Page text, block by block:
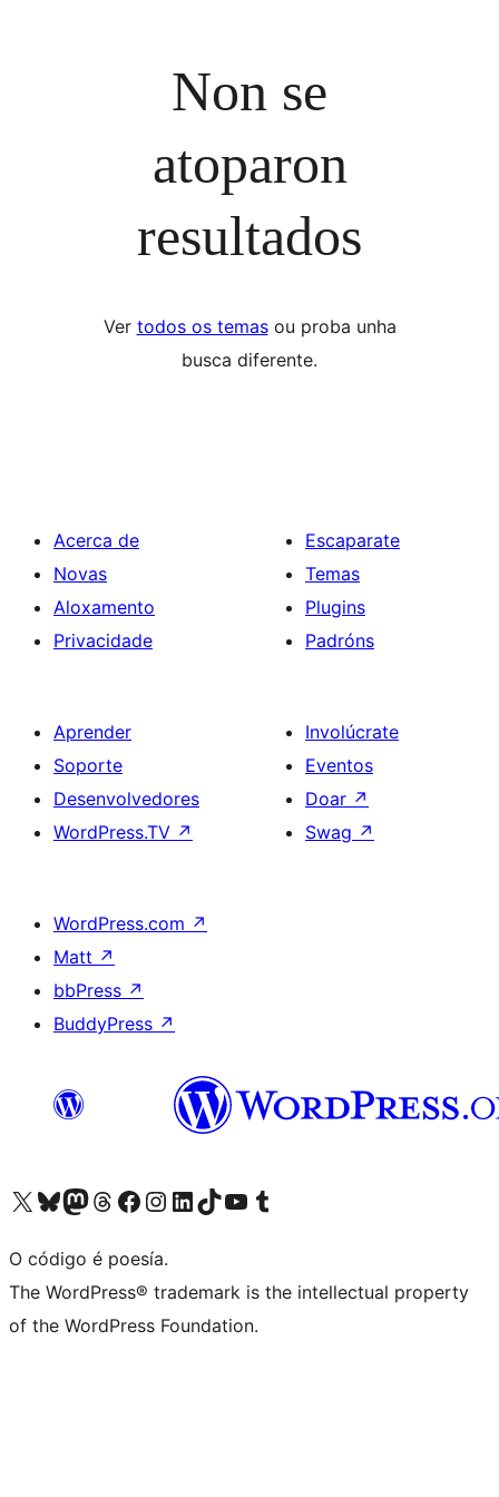
Non se
atoparon
resultados
Ver todos os temasou proba unha
busca diferente.
Acerca de
Novas
Aloxamento
Privacidade
Escaparate
Temas
Plugins
Padróns
Aprender
Soporte
Desenvolvedores
WordPress.TV ↗
Involúcrate
Eventos
Doar ↗
Swag ↗
WordPress.com ↗
Matt ↗
bbPress ↗
BuddyPress ↗
Visita la cuenta de X (anteriormente Twitter)
Visita a nosa conta de Bluesky
Visita a nosa conta de Mastodon
Visita a nosa conta de Threads
Visita a nosa páxina de Facebook
Visita a nosa conta de Instagram
Visita a nosa conta de LinkedIn
Visita a nosa conta de TikTok
Visita a nosa canle de YouTube
Visita a nosa conta de Tumblr
O código é poesía.
The WordPress® trademark is the intellectual property
of the WordPress Foundation.